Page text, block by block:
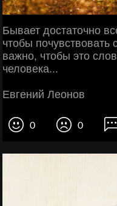
Бывает достаточно
чтобы
важно, чтобы это
человека...
Евгений Леонов
0 0